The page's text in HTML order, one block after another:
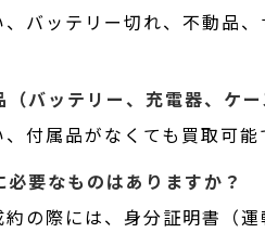
バッテリー切れ、不動品
バッテリー、充電器、ケ
付属品がなくても買取可能
要なものはありますか？
の際には、身分証明書（